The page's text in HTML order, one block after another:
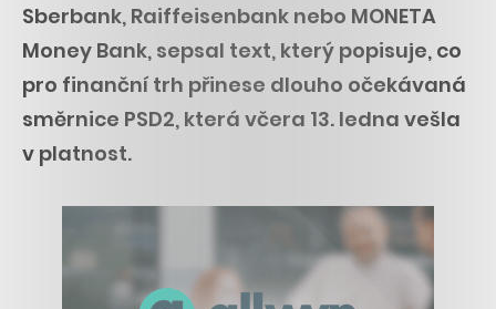
Sberbank, Raiffeisenbank nebo MONETA
Money Bank, sepsal text, který popisuje, co
pro finanční trh přinese dlouho očekávaná
směrnice PSD2, která včera 13. ledna vešla
v platnost.